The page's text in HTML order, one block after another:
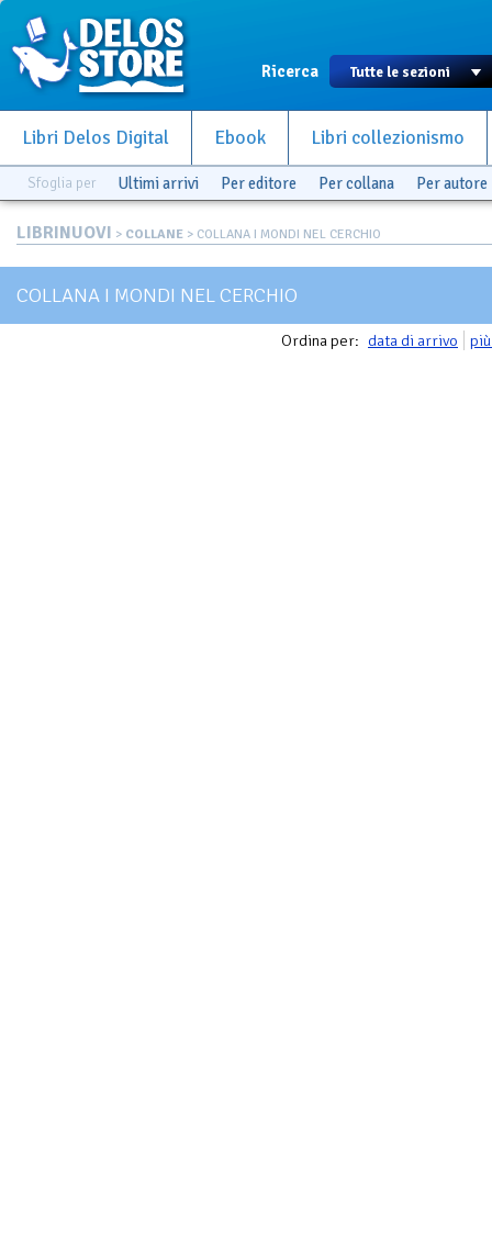
Ricerca
Libri Delos Digital Ebook Libri collezionismo
Sfoglia per Ultimi arrivi Per editore Per collana Per autore
LIBRINUOVI > COLLANE > COLLANA I MONDI NEL CERCHIO
COLLANA I MONDI NEL CERCHIO
Ordina per: data di arrivo